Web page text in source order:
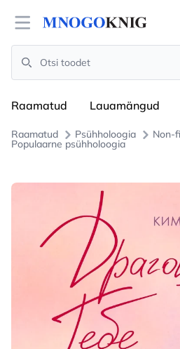
Open menu
Search
Raamatud Lauamängud
Raamatud Psühholoogia Non-
Populaarne psühholoogia